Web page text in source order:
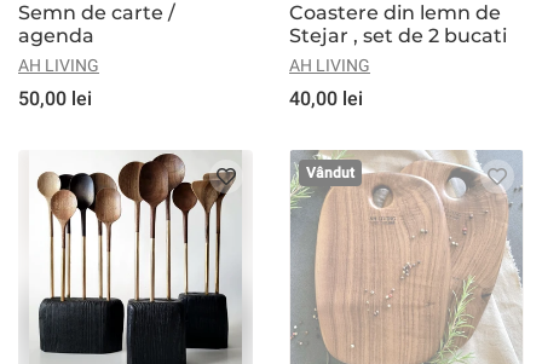
Semn de carte /
agenda
AH LIVING
50,00 lei
Coastere din lemn de
Stejar , set de 2 bucati
AH LIVING
40,00 lei
Vândut